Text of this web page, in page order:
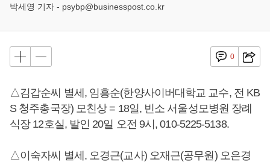
박세영 기자 - psybp@businesspost.co.kr
0
△김갑순씨 별세, 임흥순(한양사이버대학교 교수, 전 KB
S 청주총국장) 모친상 = 18일, 빈소 서울성모병원 장례
식장 12호실, 발인 20일 오전 9시, 010-5225-5138.
△이숙자씨 별세, 오경근(교사) 오재근(공무원) 오은경